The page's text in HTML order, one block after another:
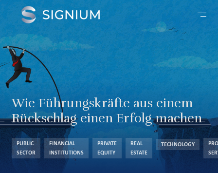
Wie Führungskräfte aus einem
Rückschlag einen Erfolg machen
PUBLIC
SECTOR
FINANCIAL
INSTITUTIONS
PRIVATE
EQUITY
REAL
ESTATE
TECHNOLOGY